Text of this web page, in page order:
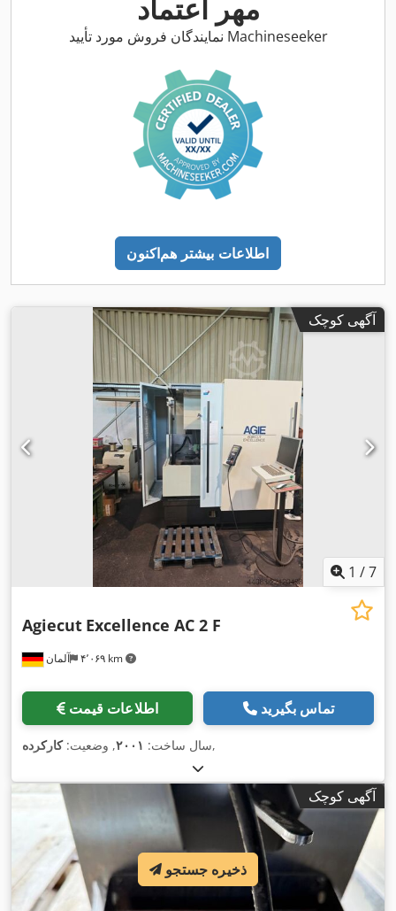
مهر اعتماد
نمایندگان فروش مورد تأیید Machineseeker
اطلاعات بیشتر هم‌اکنون
آگهی کوچک
1 /7
آلمان ۴٬۰۶۹ km
Agiecut Excellence AC 2 F
اطلاعات قیمت تماس بگیرید
سال ساخت: ۲۰۰۱, وضعیت:کارکرده ,
آگهی کوچک
ذخیره جستجو